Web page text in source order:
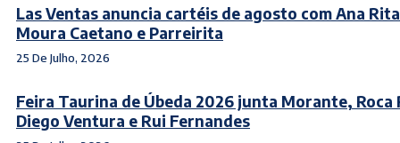
Las Ventas anuncia cartéis de agosto com Ana
Moura Caetano e Parreirita
25 De Julho, 2026
Feira Taurina de Úbeda 2026 junta Morante, Roca
Diego Ventura e Rui Fernandes